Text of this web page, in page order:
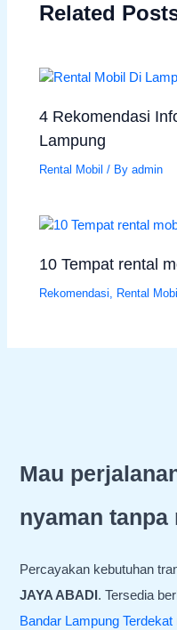
Related
4 Rekomendasi
Lampung
Rental Mobil / Byadmin
10 Tempat rental
Rekomendasi Rental Mobil
Mau
nyaman tanpa
Percayakan kebutuhan
JAYA ABADI . Tersedia
Bandar Lampung Terdekat